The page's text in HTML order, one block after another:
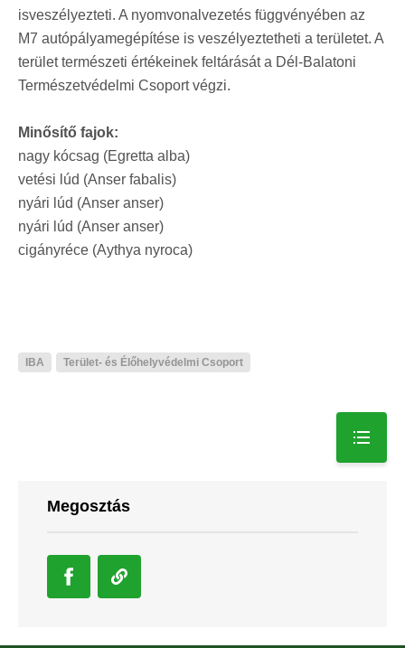
isveszélyezteti. A nyomvonalvezetés függvényében az
M7 autópályamegépítése is veszélyeztetheti a területet. A
terület természeti értékeinek feltárását a Dél-Balatoni
Természetvédelmi Csoport végzi.
Minősítő fajok:
nagy kócsag (Egretta alba)
vetési lúd (Anser fabalis)
nyári lúd (Anser anser)
nyári lúd (Anser anser)
cigányréce (Aythya nyroca)
IBA Terület- és Élőhelyvédelmi Csoport
Megosztás